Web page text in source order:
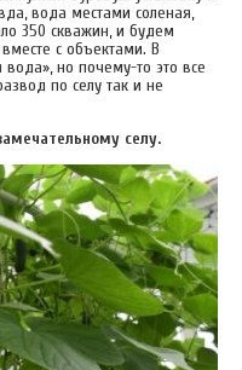
вода местами соленая,
350 скважин, и будем
с объектами. В
но почему-то это все
по селу так и не
селу.